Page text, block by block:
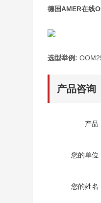
德国AMER在线
选型举例:
产品咨询
产品
您的单位
您的姓名